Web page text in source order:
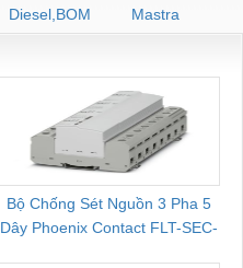
Diesel,BOM
CHUA CHAY
Mastra
Bộ Chống Sét Nguồn 3 Pha 5
Dây Phoenix Contact FLT-SEC-